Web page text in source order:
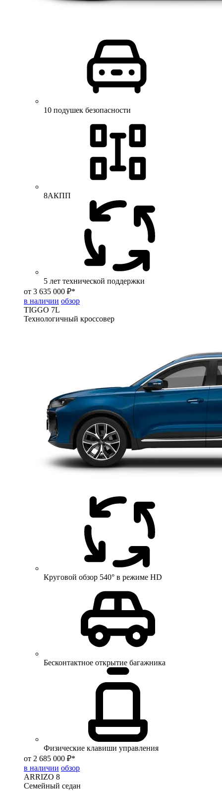
10 подушек безопасности
8АКПП
5 лет технической поддержки
от 3 635 000 ₽*
в наличии обзор
TIGGO 7L
Технологичный кроссовер
Круговой обзор 540° в режиме HD
Бесконтактное открытие багажника
Физические клавиши управления
от 2 685 000 ₽*
в наличии обзор
ARRIZO 8
Семейный седан